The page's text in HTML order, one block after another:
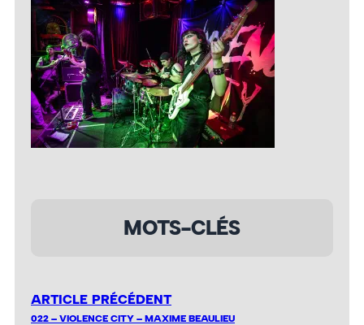
MOTS-CLÉS
ARTICLE PRÉCÉDENT
022 – VIOLENCE CITY – MAXIME BEAULIEU